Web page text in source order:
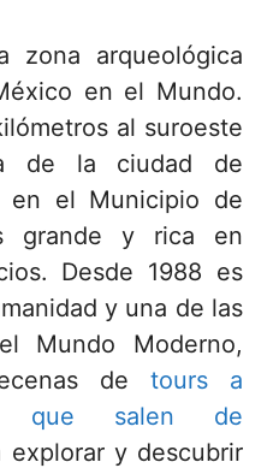
zona arqueológica
en el Mundo.
al suroeste
de la ciudad de
en el Municipio de
grande y rica en
Desde 1988 es
y una de las
Mundo Moderno,
de tours a
que salen de
explorar y descubrir